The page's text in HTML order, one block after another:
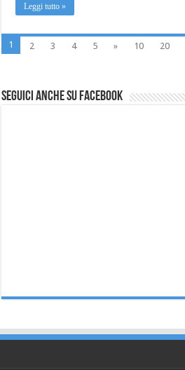
Leggi tutto »
1 2 3 4 5 » 10 20
Seguici anche su Facebook